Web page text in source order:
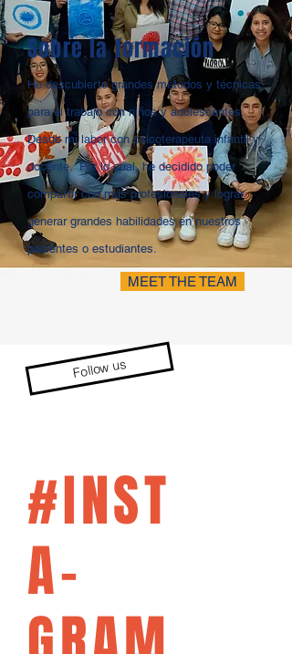
Sobre la formación
He descubierto grandes métodos y técnicas
para el trabajo con niños y adolescentes.
Desde mi labor con psicoterapeuta infantil y
docente. Por lo cual, he decidido poder
compartir con más profesionales y lograr
generar grandes habilidades en nuestros
pacientes o estudiantes.
MEET THE TEAM
Follow us
#INST
A-